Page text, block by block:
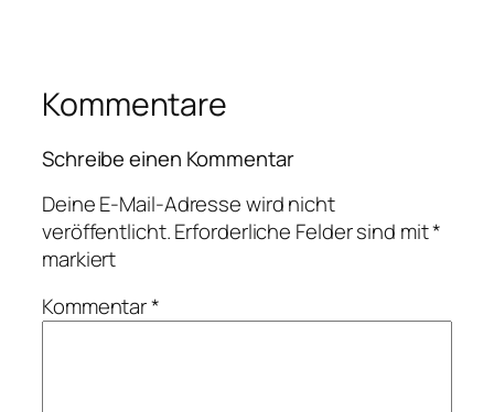
Kommentare
Schreibe einen Kommentar
Deine E-Mail-Adresse wird nicht
veröffentlicht.Erforderliche Felder sind mit*
markiert
Kommentar*